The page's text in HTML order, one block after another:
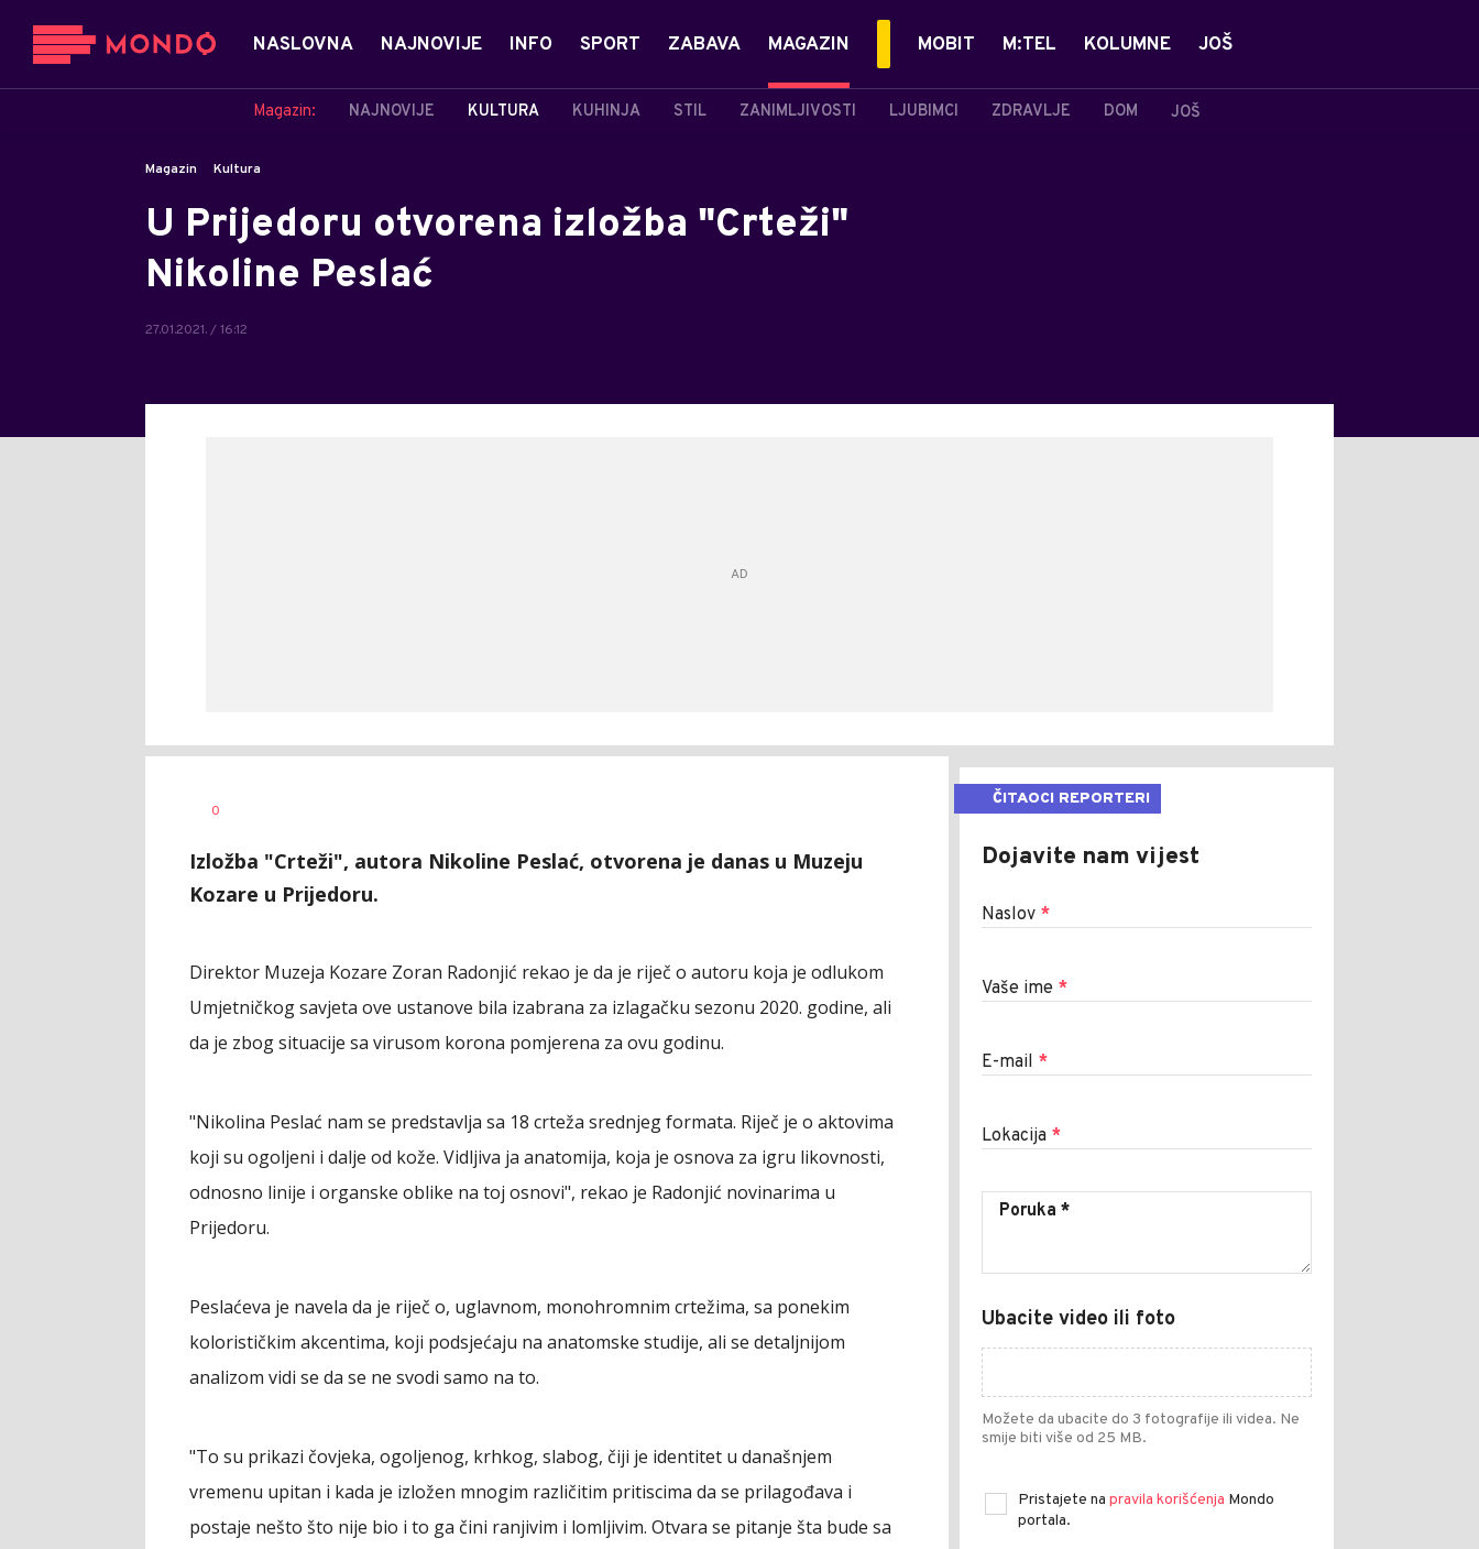
NASLOVNA NAJNOVIJE INFO SPORT ZABAVA MAGAZIN
Magazin: NAJNOVIJE KULTURA KUHINJA STIL ZANIMLJIVOSTI LJUBIMCI ZDRAVLJE DOM JOŠ
MOBIT M:TEL KOLUMNE JOŠ
Magazin Kultura
U Prijedoru otvorena izložba "Crteži"
Nikoline Peslać
27.01.2021. / 16:12
AUTOR
0
Izložba "Crteži", autora Nikoline Peslać, otvorena je danas u Muzeju
Kozare u Prijedoru.
Direktor Muzeja Kozare Zoran Radonjić rekao je da je riječ o autoru koja je odlukom
Umjetničkog savjeta ove ustanove bila izabrana za izlagačku sezonu 2020. godine, ali
da je zbog situacije sa virusom korona pomjerena za ovu godinu.
"Nikolina Peslać nam se predstavlja sa 18 crteža srednjeg formata. Riječ je o aktovima
koji su ogoljeni i dalje od kože. Vidljiva ja anatomija, koja je osnova za igru likovnosti,
odnosno linije i organske oblike na toj osnovi", rekao je Radonjić novinarima u
Prijedoru.
Peslaćeva je navela da je riječ o, uglavnom, monohromnim crtežima, sa ponekim
kolorističkim akcentima, koji podsjećaju na anatomske studije, ali se detaljnijom
analizom vidi se da se ne svodi samo na to.
"To su prikazi čovjeka, ogoljenog, krhkog, slabog, čiji je identitet u današnjem
vremenu upitan i kada je izložen mnogim različitim pritiscima da se prilagođava i
postaje nešto što nije bio i to ga čini ranjivim i lomljivim. Otvara se pitanje šta bude sa
ČITAOCI REPORTERI
Dojavite nam vijest
Naslov *
Vaše ime *
E-mail *
Lokacija *
Ubacite video ili foto
Možete da ubacite do 3 fotografije ili videa. Ne
smije biti više od 25 MB.
Pristajete na pravila korišćenja Mondo
portala.